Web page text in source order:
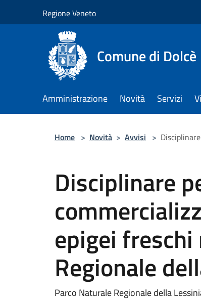
Regione Veneto
Comune di Dolcè
Amministrazione Novità Servizi
Home > Novità > Avvisi >
Disciplinare
epigei
Regionale
Parco Naturale Regionale della